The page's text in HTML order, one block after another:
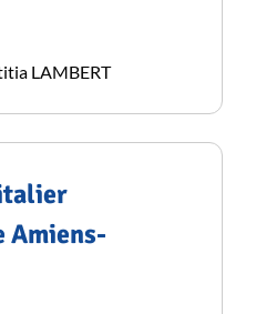
LAMBERT
Amiens-